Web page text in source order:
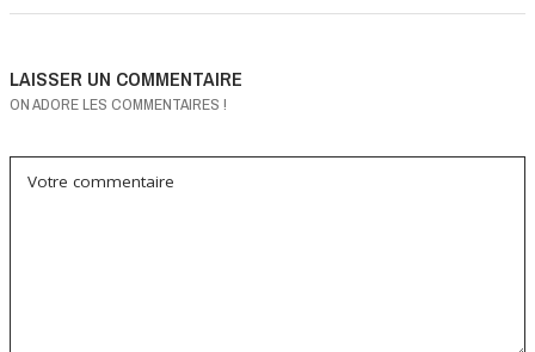
LAISSER UN COMMENTAIRE
ON ADORE LES COMMENTAIRES !
Votre commentaire